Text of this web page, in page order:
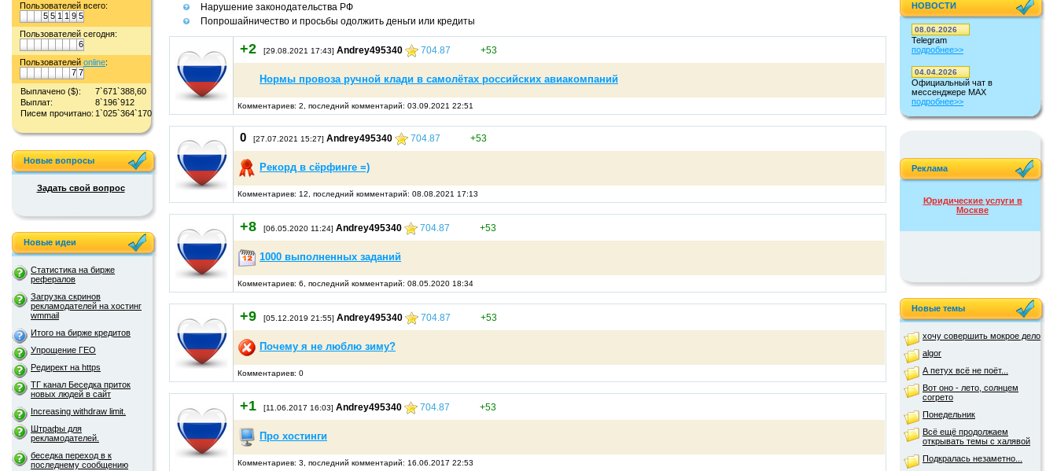
Пользователей всего:
5 5 1 1 9 5
Пользователей сегодня:
6
Пользователей online:
7 7
Выплачено ($):
7`671`388,60
Выплат:
8`196`912
Писем прочитано: 1`025`364`170
Новые вопросы
Задать свой вопрос
Новые идеи
Статистика на бирже
рефералов
Загрузка скринов
рекламодателей на хостинг
wmmail
Итого на бирже кредитов
Упрощение ГЕО
Редирект на https
ТГ канал Беседка приток
новых людей в сайт
Increasing withdraw limit.
Штрафы для
рекламодателей.
беседка переход в к
последнему сообщению
Нарушение законодательства РФ
Попрошайничество и просьбы одолжить деньги или кредиты
+2 [29.08.2021 17:43] Andrey495340 704.87 +53
Нормы провоза ручной клади в самолётах российских авиакомпаний
Комментариев: 2, последний комментарий: 03.09.2021 22:51
0 [27.07.2021 15:27] Andrey495340 704.87 +53
Рекорд в сёрфинге =)
Комментариев: 12, последний комментарий: 08.08.2021 17:13
+8 [06.05.2020 11:24] Andrey495340 704.87 +53
1000 выполненных заданий
Комментариев: 6, последний комментарий: 08.05.2020 18:34
+9 [05.12.2019 21:55] Andrey495340 704.87 +53
Почему я не люблю зиму?
Комментариев: 0
+1 [11.06.2017 16:03] Andrey495340 704.87 +53
Про хостинги
Комментариев: 3, последний комментарий: 16.06.2017 22:53
НОВОСТИ
08.06.2026
Telegram
подробнее>>
04.04.2026
Официальный чат в
мессенджере MAX
подробнее>>
Реклама
Юридические услуги в
Москве
Новые темы
хочу совершить мокрое дело
algor
А петух всё не поёт...
Вот оно - лето, солнцем
согрето
Понедельник
Всё ещё продолжаем
открывать темы с халявой
Подкралась незаметно...